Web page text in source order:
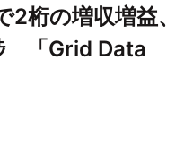
桁の増収増益、
「Grid Data